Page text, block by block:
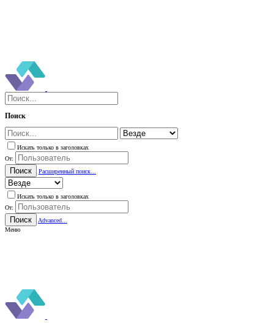
Поиск
Искать только в заголовках
От:
Поиск Расширенный поиск...
Искать только в заголовках
От:
Поиск
Advanced...
Меню